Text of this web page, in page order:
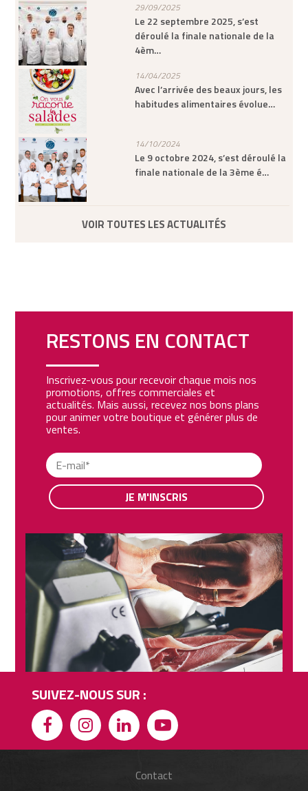
29/09/2025
Le 22 septembre 2025, s’est
déroulé la finale nationale de la
4èm…
14/04/2025
Avec l’arrivée des beaux jours, les
habitudes alimentaires évolue…
14/10/2024
Le 9 octobre 2024, s’est déroulé la
finale nationale de la 3ème é…
VOIR TOUTES LES ACTUALITÉS
RESTONS EN CONTACT
Inscrivez-vous pour recevoir chaque mois nos
promotions, offres commerciales et
actualités. Mais aussi, recevez nos bons plans
pour animer votre boutique et générer plus de
ventes.
JE M'INSCRIS
SUIVEZ-NOUS SUR :
Contact